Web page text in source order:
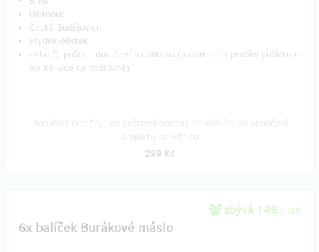
Olomouc
České Budějovice
Frýdek-Místek
nebo Č. pošta - doručení na adresu (potom nám prosím pošlete o
95 Kč více na poštovné)
299 Kč
zbývá 149 z 150
6x balíček Burákové máslo